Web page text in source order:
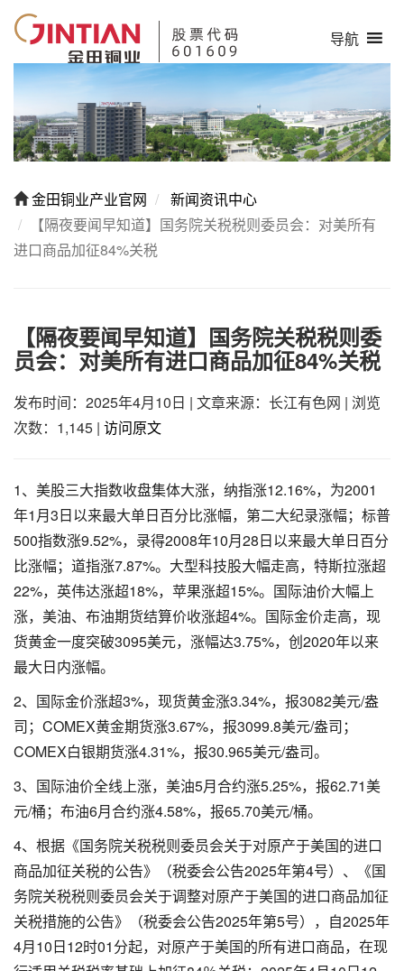
导航
金田铜业产业官网
新闻资讯中心
【隔夜要闻早知道】国务院关税税则委员会：对美所有
进口商品加征84%关税
【隔夜要闻早知道】国务院关税税则委
员会：对美所有进口商品加征84%关税
发布时间：2025年4月10日 | 文章来源：长江有色网 | 浏览
次数：1,145 | 访问原文
1、美股三大指数收盘集体大涨，纳指涨12.16%，为2001
年1月3日以来最大单日百分比涨幅，第二大纪录涨幅；标普
500指数涨9.52%，录得2008年10月28日以来最大单日百分
比涨幅；道指涨7.87%。大型科技股大幅走高，特斯拉涨超
22%，英伟达涨超18%，苹果涨超15%。国际油价大幅上
涨，美油、布油期货结算价收涨超4%。国际金价走高，现
货黄金一度突破3095美元，涨幅达3.75%，创2020年以来
最大日内涨幅。
2、国际金价涨超3%，现货黄金涨3.34%，报3082美元/盎
司；COMEX黄金期货涨3.67%，报3099.8美元/盎司；
COMEX白银期货涨4.31%，报30.965美元/盎司。
3、国际油价全线上涨，美油5月合约涨5.25%，报62.71美
元/桶；布油6月合约涨4.58%，报65.70美元/桶。
4、根据《国务院关税税则委员会关于对原产于美国的进口
商品加征关税的公告》（税委会公告2025年第4号）、《国
务院关税税则委员会关于调整对原产于美国的进口商品加征
关税措施的公告》（税委会公告2025年第5号），自2025年
4月10日12时01分起，对原产于美国的所有进口商品，在现